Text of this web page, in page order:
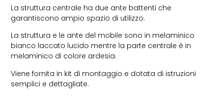
La struttura centrale ha due ante battenti che
garantiscono ampio spazio di utilizzo.
La struttura e le ante del mobile sono in melaminico
bianco laccato lucido mentre la parte centrale è in
melaminico di colore ardesia.
Viene fornita in kit di montaggio e dotata di istruzioni
semplici e dettagliate.